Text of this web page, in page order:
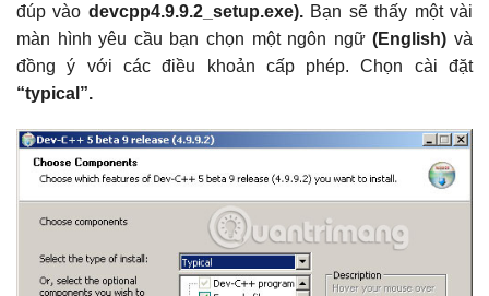
đúp vào devcpp4.9.9.2_setup.exe).Bạn sẽ thấy một vài
màn hình yêu cầu bạn chọn một ngôn ngữ(English) và
đồng ý với các điều khoản cấp phép. Chọn cài đặt
“typical”.